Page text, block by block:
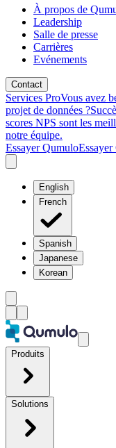
À propos de
Leadership
Salle de presse
Carrières
Evénements
Contact
Services ProVous avez
projet de données ?
scores NPS sont les
notre équipe.
Essayer Qumulo
English
French
Spanish
Japanese
Korean
Produits
Solutions